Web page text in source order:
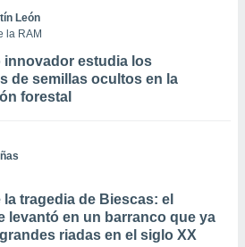
León
la RAM
innovador estudia los
de semillas ocultos en la
forestal
la tragedia de Biescas: el
levantó en un barranco que ya
riadas en el siglo XX